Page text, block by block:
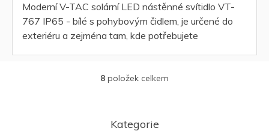
Moderní V-TAC solární LED nástěnné svítidlo VT-
767 IP65 - bílé s pohybovým čidlem, je určené do
exteriéru a zejména tam, kde potřebujete
O
d
8 položek celkem
Kategorie